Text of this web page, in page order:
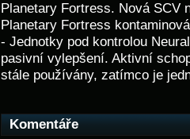
Planetary Fortress. Nová SCV
Planetary Fortress
- Jednotky pod kontrolou
pasivní vylepšení. Aktivní
stále používány, zatímco je
Komentáře